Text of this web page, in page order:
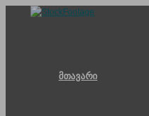
მთავარი